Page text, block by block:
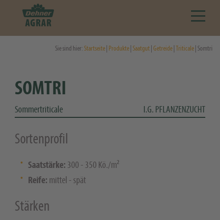
Sie sind hier:Startseite Produkte Saatgut Getreide Triticale | Somtri
SOMTRI
Sommertriticale I.G. PFLANZENZUCHT
Sortenprofil
Saatstärke: 300 - 350 Kö./m²
Reife: mittel - spät
Stärken